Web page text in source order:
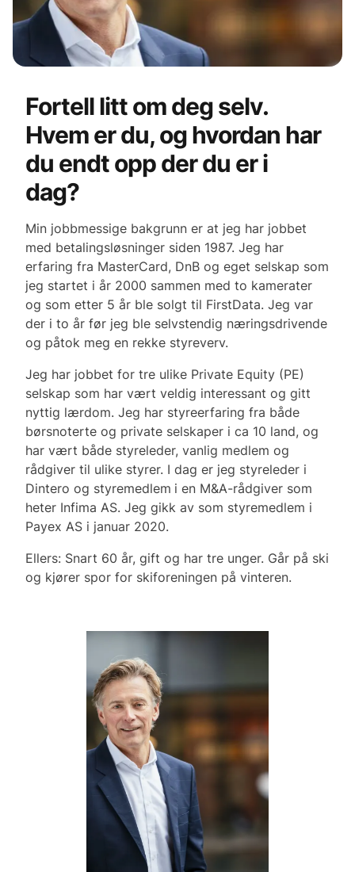
Fortell litt om deg selv.
Hvem er du, og hvordan har
du endt opp der du er i
dag?
Min jobbmessige bakgrunn er at jeg har jobbet
med betalingsløsninger siden 1987. Jeg har
erfaring fra MasterCard, DnB og eget selskap som
jeg startet i år 2000 sammen med to kamerater
og som etter 5 år ble solgt til FirstData. Jeg var
der i to år før jeg ble selvstendig næringsdrivende
og påtok meg en rekke styreverv.
Jeg har jobbet for tre ulike Private Equity (PE)
selskap som har vært veldig interessant og gitt
nyttig lærdom. Jeg har styreerfaring fra både
børsnoterte og private selskaper i ca 10 land, og
har vært både styreleder, vanlig medlem og
rådgiver til ulike styrer. I dag er jeg styreleder i
Dintero og styremedlem i en M&A-rådgiver som
heter Infima AS. Jeg gikk av som styremedlem i
Payex AS i januar 2020.
Ellers: Snart 60 år, gift og har tre unger. Går på ski
og kjører spor for skiforeningen på vinteren.